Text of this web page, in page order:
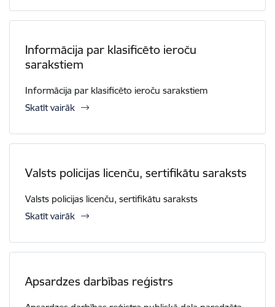
Informācija par klasificēto ieroču
sarakstiem
Informācija par klasificēto ieroču sarakstiem
Skatīt vairāk
Valsts policijas licenču, sertifikātu saraksts
Valsts policijas licenču, sertifikātu saraksts
Skatīt vairāk
Apsardzes darbības reģistrs